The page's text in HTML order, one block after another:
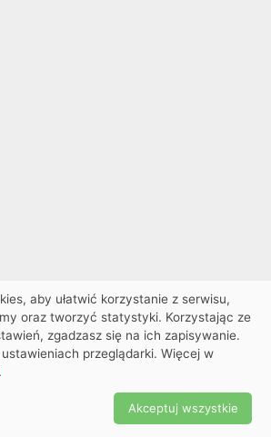
Ekobilet2026 |
Ustawienia
cookies
2026
aby ułatwić korzystanie z serwisu,
oraz tworzyć statystyki. Korzystając ze
zgadzasz się na ich zapisywanie.
przeglądarki. Więcej w
.
Akceptuj wszystkie